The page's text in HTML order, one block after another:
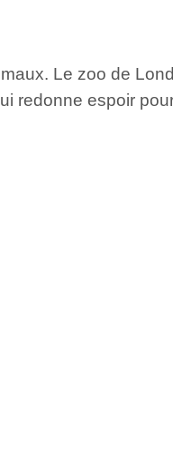
Le zoo de
espoir